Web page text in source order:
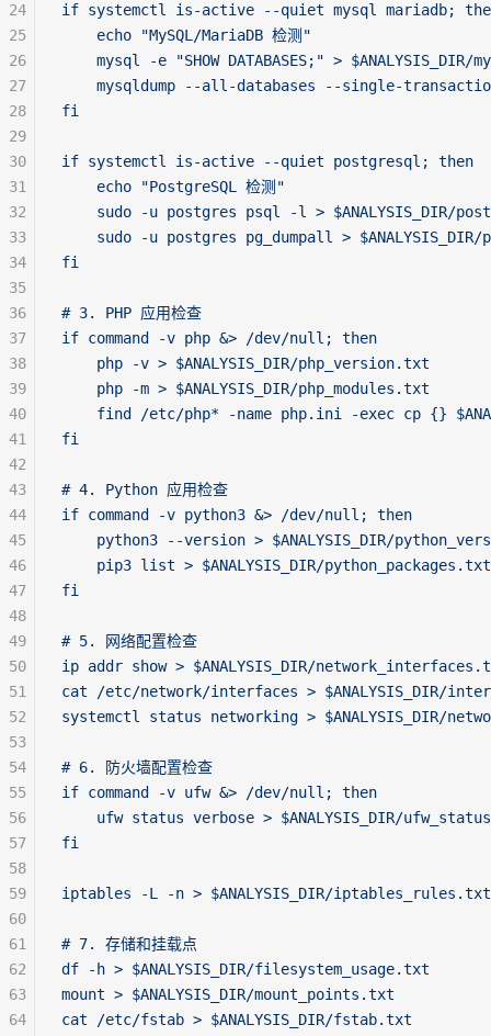
if systemctl is-active --quiet mysql mariadb;
    echo "MySQL/MariaDB 检测"
mysql -e "SHOW DATABASES;" > $ANALYSIS_DIR/
mysqldump --all-databases --single-
fi
if systemctl is-active --quiet postgresql; then
    echo "PostgreSQL 检测"
sudo -u postgres psql -l > $ANALYSIS_DIR/
sudo -u postgres pg_dumpall > $ANALYSIS_DIR/
fi
# 3. PHP 应用检查
if command -v php &> /dev/null; then
    php -v > $ANALYSIS_DIR/php_version.txt
    php -m > $ANALYSIS_DIR/php_modules.txt
find /etc/php* -name php.ini -exec cp {}
fi
# 4. Python 应用检查
if command -v python3 &> /dev/null; then
python3 --version > $ANALYSIS_DIR/
pip3 list > $ANALYSIS_DIR/
fi
# 5. 网络配置检查
ip addr show > $ANALYSIS_DIR/
cat /etc/network/interfaces > $ANALYSIS_DIR/
systemctl status networking > $ANALYSIS_DIR/
# 6. 防火墙配置检查
if command -v ufw &> /dev/null; then
ufw status verbose > $ANALYSIS_DIR/
fi
iptables -L -n > $ANALYSIS_DIR/iptables_rules.txt
# 7. 存储和挂载点
df -h > $ANALYSIS_DIR/filesystem_usage.txt
mount > $ANALYSIS_DIR/mount_points.txt
cat /etc/fstab > $ANALYSIS_DIR/fstab.txt
24
25
26
27
28
29
30
31
32
33
34
35
36
37
38
39
40
41
42
43
44
45
46
47
48
49
50
51
52
53
54
55
56
57
58
59
60
61
62
63
64